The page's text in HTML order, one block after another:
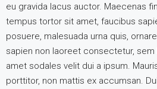
eu gravida lacus auctor. Maecenas
tempus tortor sit amet, faucibus
posuere, malesuada urna quis,
sapien non laoreet consectetur,
amet sodales velit dui a ipsum.
porttitor, non mattis ex accumsan.